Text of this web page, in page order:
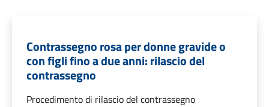
Contrassegno rosa per donne gravide o
con figli fino a due anni: rilascio del
contrassegno
Procedimento di rilascio del contrassegno